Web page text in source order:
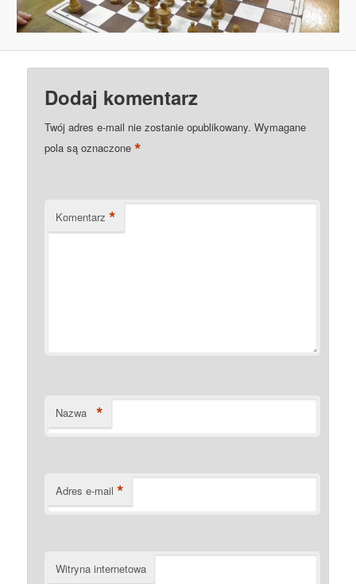
Dodaj komentarz
Twój adres e-mail nie zostanie opublikowany. Wymagane
pola są oznaczone*
Komentarz *
Nazwa *
Adres e-mail *
Witryna internetowa